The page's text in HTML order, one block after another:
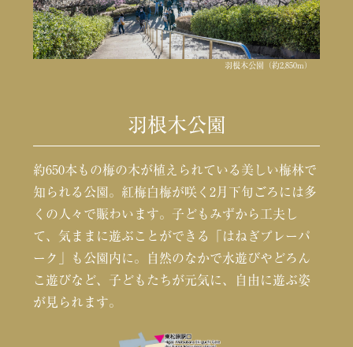
羽根木公園（約2,850m）
羽根木公園
約650本もの梅の木が植えられている美しい梅林で
知られる公園。紅梅白梅が咲く2月下旬ごろには多
くの人々で賑わいます。子どもみずから工夫し
て、気ままに遊ぶことができる「はねぎプレーパ
ーク」も公園内に。自然のなかで水遊びやどろん
こ遊びなど、子どもたちが元気に、自由に遊ぶ姿
が見られます。